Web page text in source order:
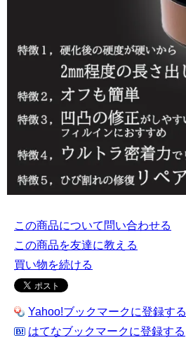
この商品について問い合わせる
この商品を友達に教える
買い物を続ける
Yahoo!ブックマークに登録する
はてなブックマークに登録する